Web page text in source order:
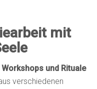
mit
und Rituale
verschiedenen